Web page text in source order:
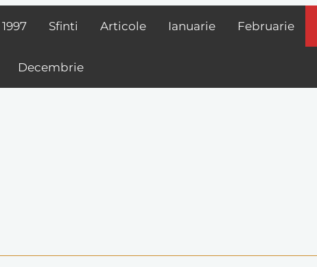
1997 Sfinti Articole Ianuarie Februarie
Decembrie